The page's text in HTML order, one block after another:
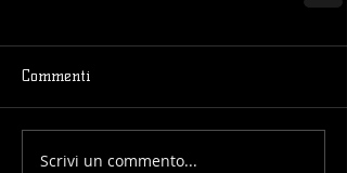
Commenti
Scrivi un commento...